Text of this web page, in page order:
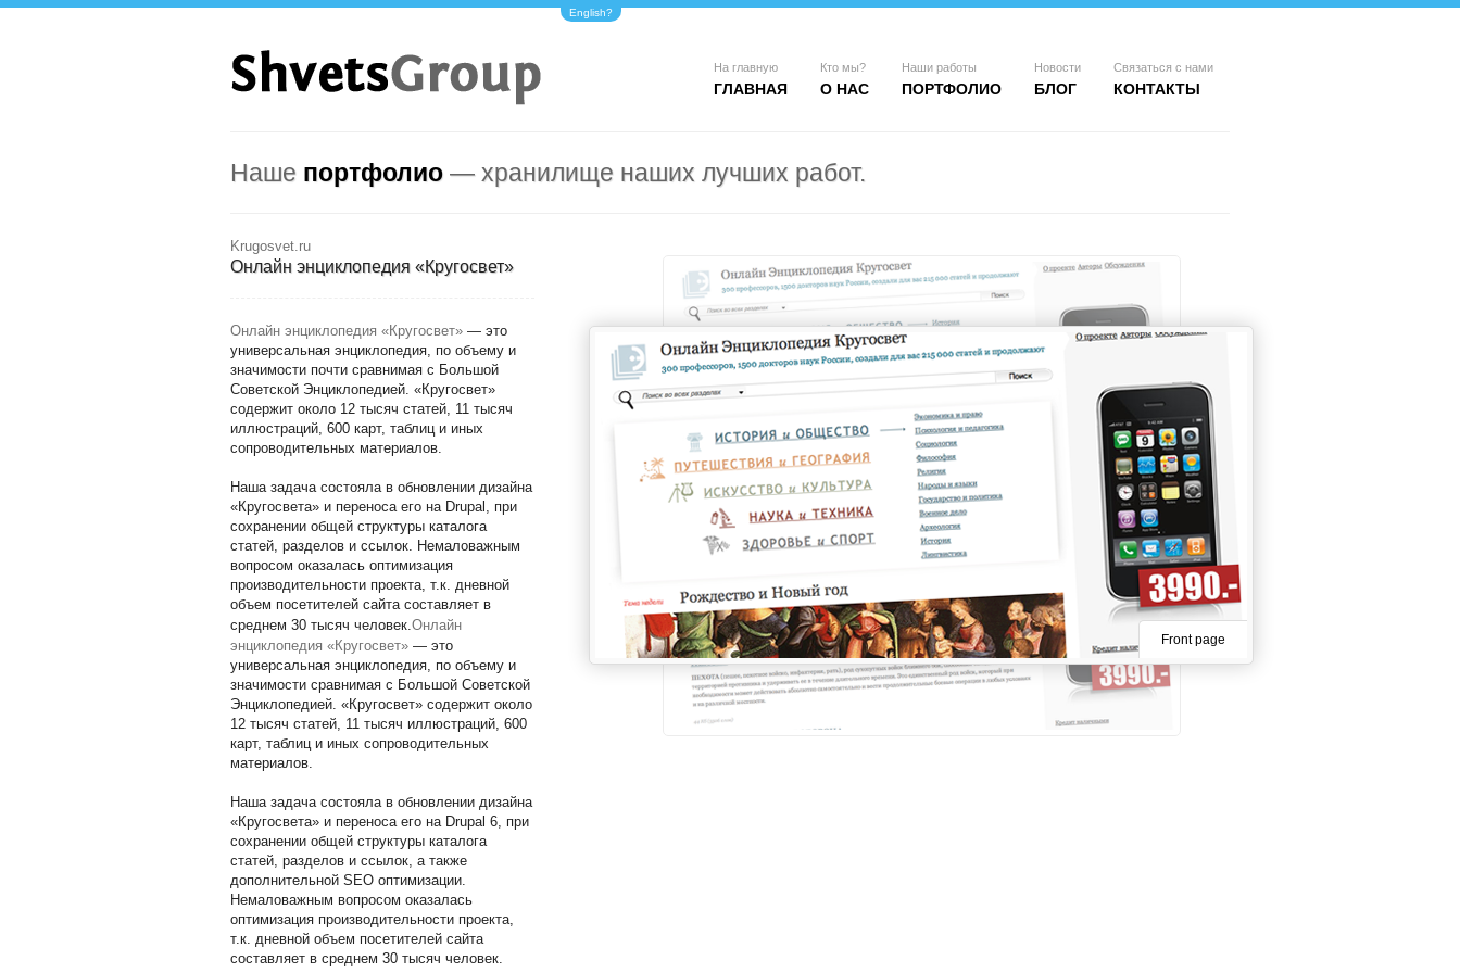
English?
На главную
ГЛАВНАЯ
Кто мы?
О НАС
Наши работы
ПОРТФОЛИО
Новости
БЛОГ
Связаться с нами
КОНТАКТЫ
Наше портфолио — хранилище наших лучших работ.
Krugosvet.ru
Онлайн энциклопедия «Кругосвет»
Онлайн энциклопедия «Кругосвет» — это
универсальная энциклопедия, по объему и
значимости почти сравнимая с Большой
Советской Энциклопедией. «Кругосвет»
содержит около 12 тысяч статей, 11 тысяч
иллюстраций, 600 карт, таблиц и иных
сопроводительных материалов.
Наша задача состояла в обновлении дизайна
«Кругосвета» и переноса его на Drupal, при
сохранении общей структуры каталога
статей, разделов и ссылок. Немаловажным
вопросом оказалась оптимизация
производительности проекта, т.к. дневной
объем посетителей сайта составляет в
среднем 30 тысяч человек.Онлайн
энциклопедия «Кругосвет» — это
универсальная энциклопедия, по объему и
значимости сравнимая с Большой Советской
Энциклопедией. «Кругосвет» содержит около
12 тысяч статей, 11 тысяч иллюстраций, 600
карт, таблиц и иных сопроводительных
материалов.
Наша задача состояла в обновлении дизайна
«Кругосвета» и переноса его на Drupal 6, при
сохранении общей структуры каталога
статей, разделов и ссылок, а также
дополнительной SEO оптимизации.
Немаловажным вопросом оказалась
оптимизация производительности проекта,
т.к. дневной объем посетителей сайта
составляет в среднем 30 тысяч человек.
Front page